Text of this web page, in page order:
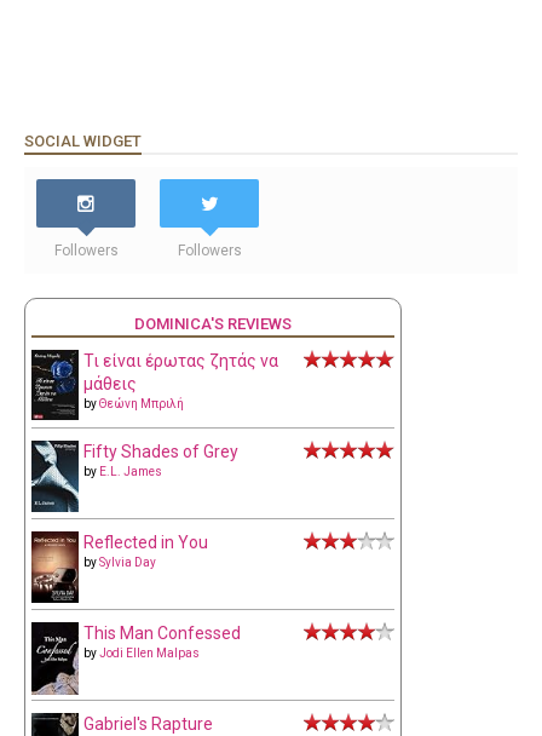
SOCIAL WIDGET
Followers Followers
DOMINICA'S REVIEWS
Τι είναι έρωτας ζητάς να
μάθεις
byΘεώνη Μπριλή
Fifty Shades of Grey
by E.L. James
Reflected in You
bySylvia Day
This Man Confessed
byJodi Ellen Malpas
Gabriel's Rapture